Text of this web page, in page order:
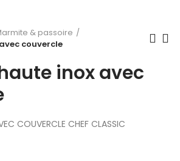
& passoire
couvercle
inox avec
COUVERCLE CHEF CLASSIC